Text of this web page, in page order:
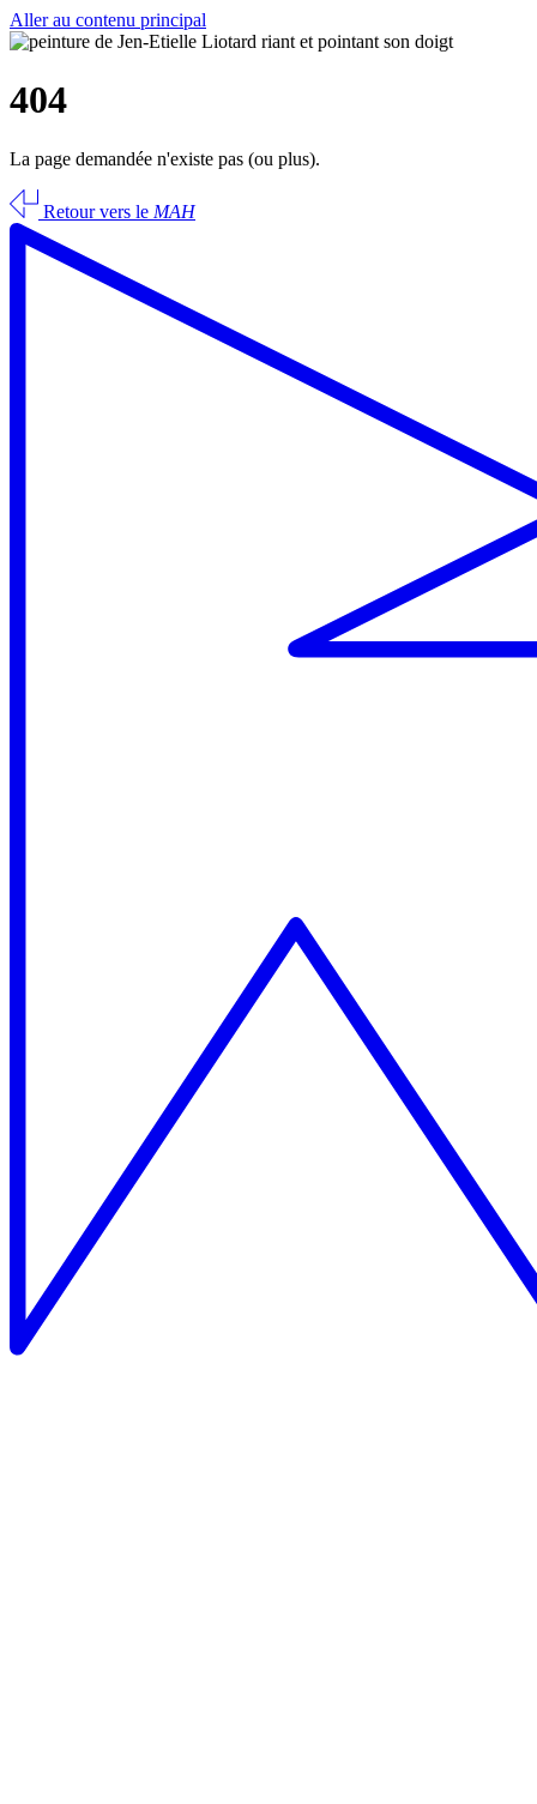
Aller au contenu principal
404
La page demandée n'existe pas (ou plus).
Retour vers le MAH